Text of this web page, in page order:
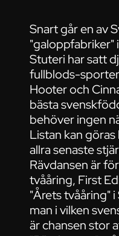
Snart går en av
"galoppfabriker"
Stuteri har satt
fullblods-
Hooter och
bästa
behöver ingen
Listan kan
allra senaste
Rävdansen är
tvååring, First
"Årets tvååring"
man i vilken
är chansen stor